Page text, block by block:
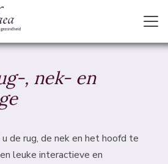
, nek- en
de rug, de nek en het hoofd te
leuke interactieve en